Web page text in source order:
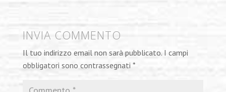
INVIA COMMENTO
Il tuo indirizzo email non sarà pubblicato. I campi
obbligatori sono contrassegnati *